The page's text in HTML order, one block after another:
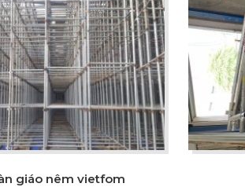
giáo nêm vietfom